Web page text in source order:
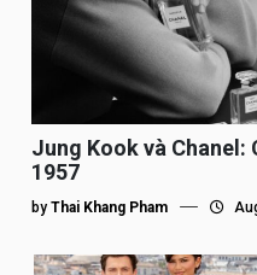
Jung Kook và Chanel:
1957
by Thai Khang Pham